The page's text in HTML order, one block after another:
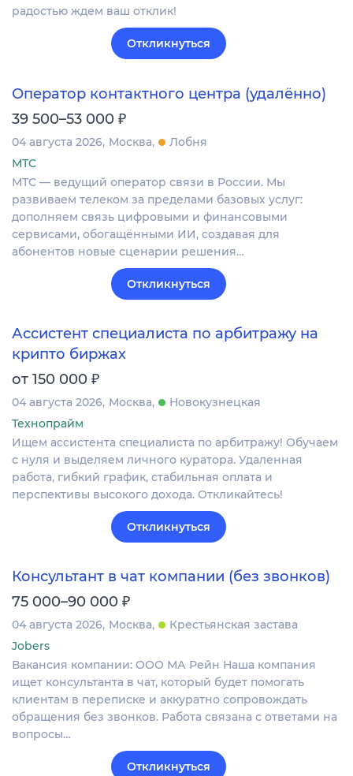
радостью ждем ваш отклик!
Откликнуться
Оператор контактного центра (удалённо)
39 500–53 000 ₽
04 августа 2026 Москва
Лобня
МТС
МТС — ведущий оператор связи в России. Мы
развиваем телеком за пределами базовых услуг:
дополняем связь цифровыми и финансовыми
сервисами, обогащёнными ИИ, создавая для
абонентов новые сценарии решения…
Откликнуться
Ассистент специалиста по арбитражу на
крипто биржах
от 150 000 ₽
04 августа 2026 Москва
Новокузнецкая
Технопрайм
Ищем ассистента специалиста по арбитражу! Обучаем
с нуля и выделяем личного куратора. Удаленная
работа, гибкий график, стабильная оплата и
перспективы высокого дохода. Откликайтесь!
Откликнуться
Консультант в чат компании (без звонков)
75 000–90 000 ₽
04 августа 2026 Москва
Крестьянская застава
Jobers
Вакансия компании: ООО МА Рейн Наша компания
ищет консультанта в чат, который будет помогать
клиентам в переписке и аккуратно сопровождать
обращения без звонков. Работа связана с ответами на
вопросы…
Откликнуться